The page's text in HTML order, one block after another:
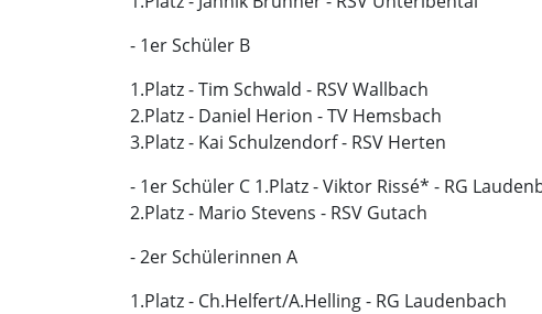
- 1er Schüler B
1.Platz - Tim Schwald - RSV Wallbach
2.Platz - Daniel Herion - TV Hemsbach
3.Platz - Kai Schulzendorf - RSV Herten
- 1er Schüler C 1.Platz - Viktor Rissé* - RG
2.Platz - Mario Stevens - RSV Gutach
- 2er Schülerinnen A
1.Platz - Ch.Helfert/A.Helling - RG Laudenbach